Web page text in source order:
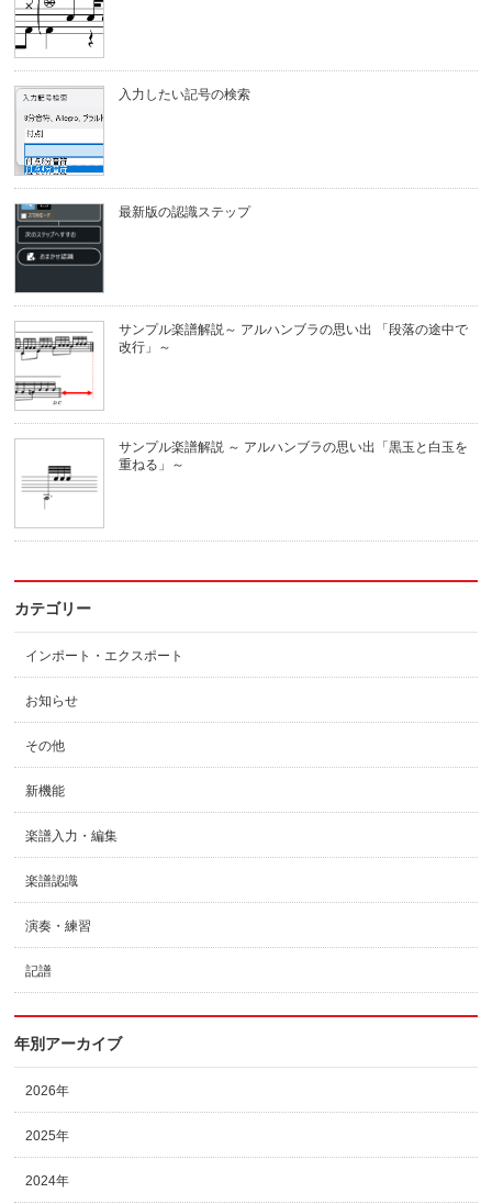
入力したい記号の検索
最新版の認識ステップ
サンプル楽譜解説～ アルハンブラの思い出 「段落の途中で
改行」～
サンプル楽譜解説 ～ アルハンブラの思い出「黒玉と白玉を
重ねる」～
カテゴリー
インポート・エクスポート
お知らせ
その他
新機能
楽譜入力・編集
楽譜認識
演奏・練習
記譜
年別アーカイブ
2026年
2025年
2024年